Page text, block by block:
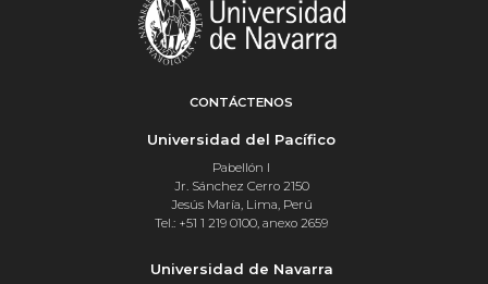
CONTÁCTENOS
Universidad del Pacífico
Pabellón I
Jr. Sánchez Cerro 2150
Jesús María, Lima, Perú
Tel.: +51 1 219 0100, anexo 2659
Universidad de Navarra